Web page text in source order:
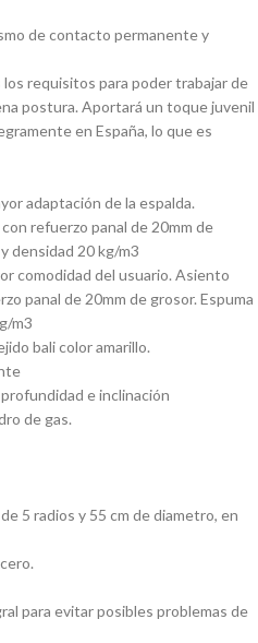
de contacto permanente y
requisitos para poder trabajar de
postura. Aportará un toque juvenil
en España, lo que es
adaptación de la espalda.
refuerzo panal de 20mm de
densidad 20 kg/m3
comodidad del usuario. Asiento
panal de 20mm de grosor. Espuma
m3
bali color amarillo.
e inclinación
de gas.
5 radios y 55 cm de diametro, en
para evitar posibles problemas de